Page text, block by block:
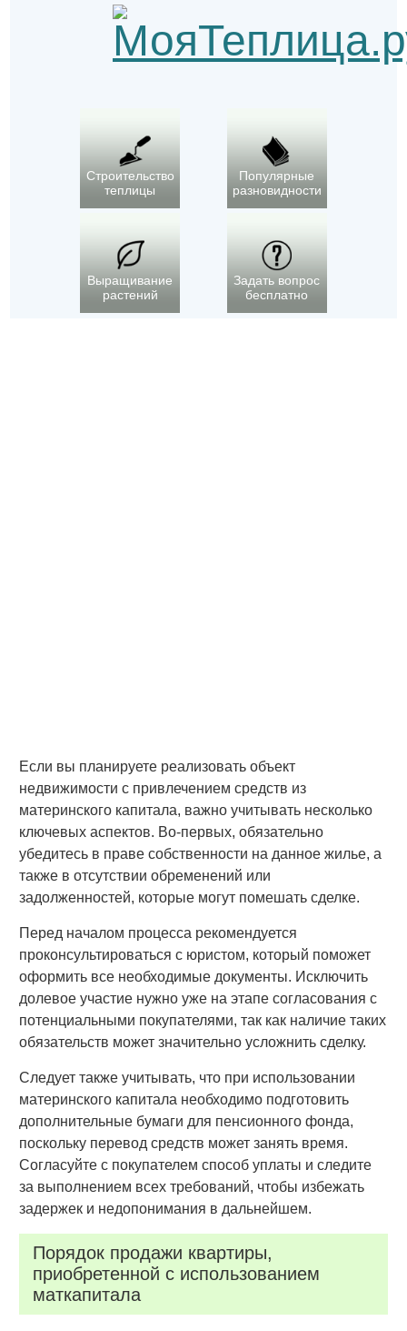
Строительство
теплицы
Популярные
разновидности
Выращивание
растений
Задать вопрос
бесплатно
Если вы планируете реализовать объект
недвижимости с привлечением средств из
материнского капитала, важно учитывать несколько
ключевых аспектов. Во-первых, обязательно
убедитесь в праве собственности на данное жилье, а
также в отсутствии обременений или
задолженностей, которые могут помешать сделке.
Перед началом процесса рекомендуется
проконсультироваться с юристом, который поможет
оформить все необходимые документы. Исключить
долевое участие нужно уже на этапе согласования с
потенциальными покупателями, так как наличие таких
обязательств может значительно усложнить сделку.
Следует также учитывать, что при использовании
материнского капитала необходимо подготовить
дополнительные бумаги для пенсионного фонда,
поскольку перевод средств может занять время.
Согласуйте с покупателем способ уплаты и следите
за выполнением всех требований, чтобы избежать
задержек и недопонимания в дальнейшем.
Порядок продажи квартиры,
приобретенной с использованием
маткапитала